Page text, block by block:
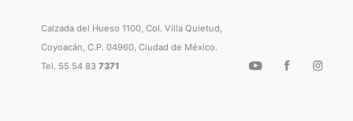
Calzada del Hueso 1100, Col. Villa Quietud,
Coyoacán, C.P. 04960, Ciudad de México.
Tel. 55 54 837371